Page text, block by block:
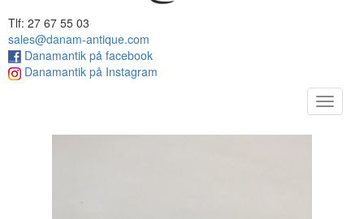
Tlf: 27 67 55 03
sales@danam-antique.com
Danamantik på facebook
Danamantik på Instagram
Toggle